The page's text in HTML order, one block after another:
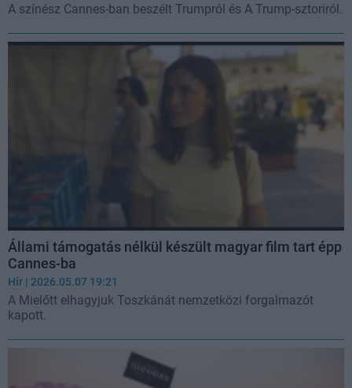
A színész Cannes-ban beszélt Trumpról és A Trump-sztoriról.
Állami támogatás nélkül készült magyar film tart épp
Cannes-ba
Hír | 2026.05.07 19:21
A Mielőtt elhagyjuk Toszkánát nemzetközi forgalmazót
kapott.